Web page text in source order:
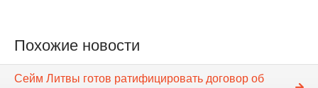
Похожие новости
Сейм Литвы готов ратифицировать договор об